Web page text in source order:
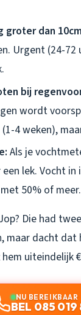
groter dan
Urgent (24-72
bij
wordt
4 weken),
Als je
lek. Vocht
50% of meer.
Die had
maar dacht dat
uiteindelijk
NU BEREIKBAAR
BEL 085 019